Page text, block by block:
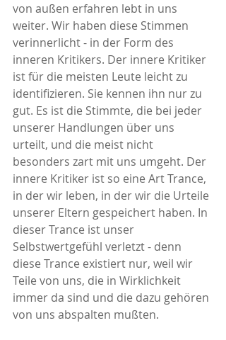
von außen erfahren lebt in uns
weiter. Wir haben diese Stimmen
verinnerlicht - in der Form des
inneren Kritikers. Der innere Kritiker
ist für die meisten Leute leicht zu
identifizieren. Sie kennen ihn nur zu
gut. Es ist die Stimmte, die bei jeder
unserer Handlungen über uns
urteilt, und die meist nicht
besonders zart mit uns umgeht. Der
innere Kritiker ist so eine Art Trance,
in der wir leben, in der wir die Urteile
unserer Eltern gespeichert haben. In
dieser Trance ist unser
Selbstwertgefühl verletzt - denn
diese Trance existiert nur, weil wir
Teile von uns, die in Wirklichkeit
immer da sind und die dazu gehören
von uns abspalten mußten.